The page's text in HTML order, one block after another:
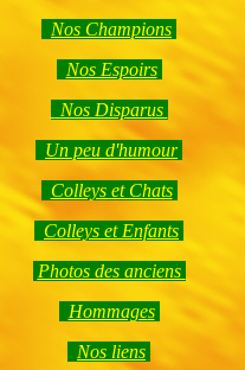
Nos Champions
Nos Espoirs
Nos Disparus
Un peu d'humour
Colleys et Chats
Colleys et Enfants
Photos des anciens
Hommages
Nos liens